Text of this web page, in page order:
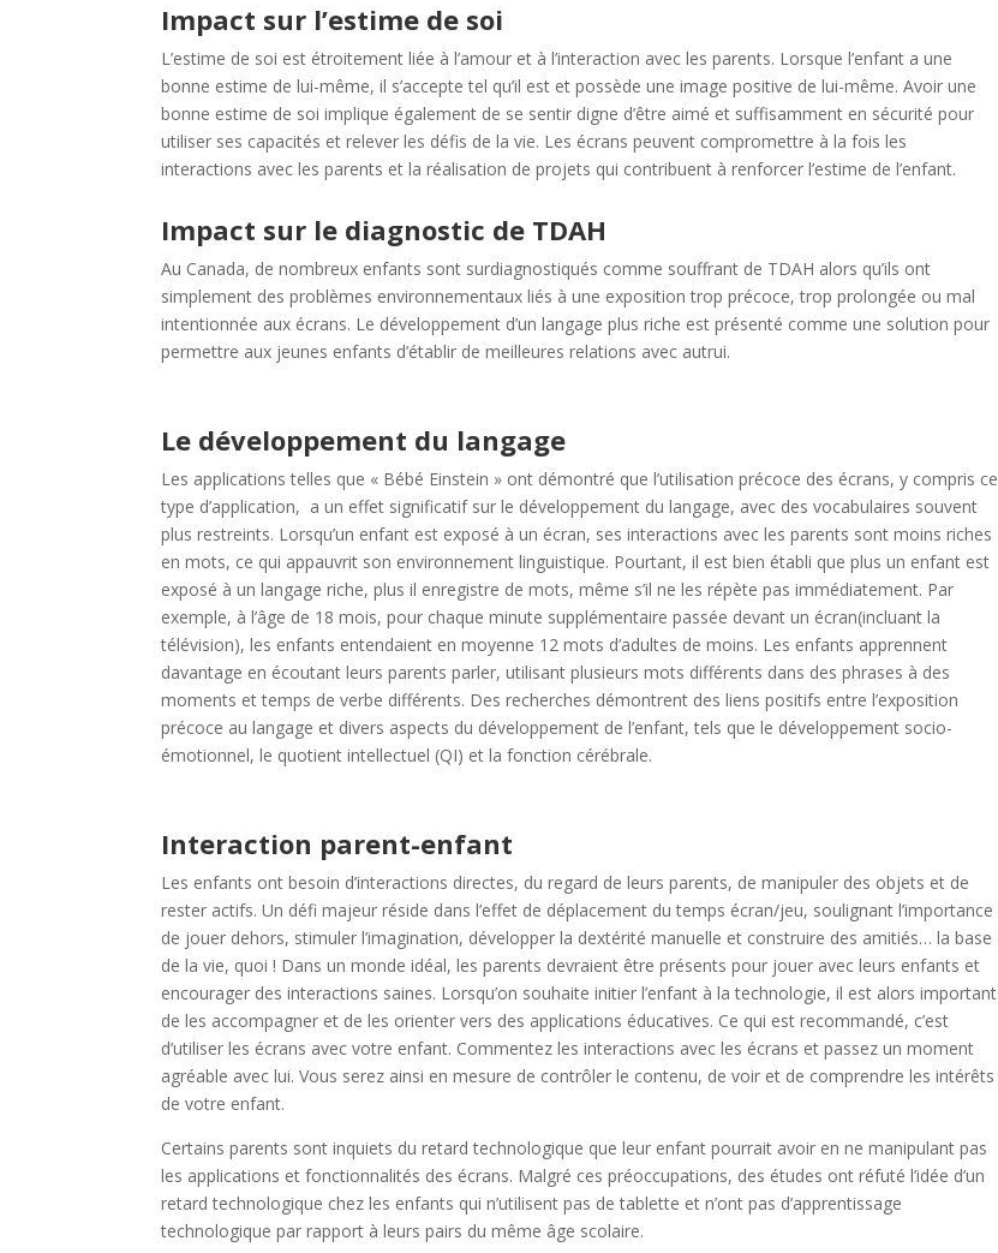
Impact sur l’estime de soi
L’estime de soi est étroitement liée à l’amour et à l’interaction avec les parents. Lorsque l’enfant a une
bonne estime de lui-même, il s’accepte tel qu’il est et possède une image positive de lui-même. Avoir une
bonne estime de soi implique également de se sentir digne d’être aimé et suffisamment en sécurité pour
utiliser ses capacités et relever les défis de la vie. Les écrans peuvent compromettre à la fois les
interactions avec les parents et la réalisation de projets qui contribuent à renforcer l’estime de l’enfant.
Impact sur le diagnostic de TDAH
Au Canada, de nombreux enfants sont surdiagnostiqués comme souffrant de TDAH alors qu’ils ont
simplement des problèmes environnementaux liés à une exposition trop précoce, trop prolongée ou mal
intentionnée aux écrans. Le développement d’un langage plus riche est présenté comme une solution pour
permettre aux jeunes enfants d’établir de meilleures relations avec autrui.
Le développement du langage
Les applications telles que « Bébé Einstein » ont démontré que l’utilisation précoce des écrans, y compris ce
type d’application, a un effet significatif sur le développement du langage, avec des vocabulaires souvent
plus restreints. Lorsqu’un enfant est exposé à un écran, ses interactions avec les parents sont moins riches
en mots, ce qui appauvrit son environnement linguistique. Pourtant, il est bien établi que plus un enfant est
exposé à un langage riche, plus il enregistre de mots, même s’il ne les répète pas immédiatement. Par
exemple, à l’âge de 18 mois, pour chaque minute supplémentaire passée devant un écran(incluant la
télévision), les enfants entendaient en moyenne 12 mots d’adultes de moins. Les enfants apprennent
davantage en écoutant leurs parents parler, utilisant plusieurs mots différents dans des phrases à des
moments et temps de verbe différents. Des recherches démontrent des liens positifs entre l’exposition
précoce au langage et divers aspects du développement de l’enfant, tels que le développement socio-
émotionnel, le quotient intellectuel (QI) et la fonction cérébrale.
Interaction parent-enfant
Les enfants ont besoin d’interactions directes, du regard de leurs parents, de manipuler des objets et de
rester actifs. Un défi majeur réside dans l’effet de déplacement du temps écran/jeu, soulignant l’importance
de jouer dehors, stimuler l’imagination, développer la dextérité manuelle et construire des amitiés… la base
de la vie, quoi ! Dans un monde idéal, les parents devraient être présents pour jouer avec leurs enfants et
encourager des interactions saines. Lorsqu’on souhaite initier l’enfant à la technologie, il est alors important
de les accompagner et de les orienter vers des applications éducatives. Ce qui est recommandé, c’est
d’utiliser les écrans avec votre enfant. Commentez les interactions avec les écrans et passez un moment
agréable avec lui. Vous serez ainsi en mesure de contrôler le contenu, de voir et de comprendre les intérêts
de votre enfant.
Certains parents sont inquiets du retard technologique que leur enfant pourrait avoir en ne manipulant pas
les applications et fonctionnalités des écrans. Malgré ces préoccupations, des études ont réfuté l’idée d’un
retard technologique chez les enfants qui n’utilisent pas de tablette et n’ont pas d’apprentissage
technologique par rapport à leurs pairs du même âge scolaire.